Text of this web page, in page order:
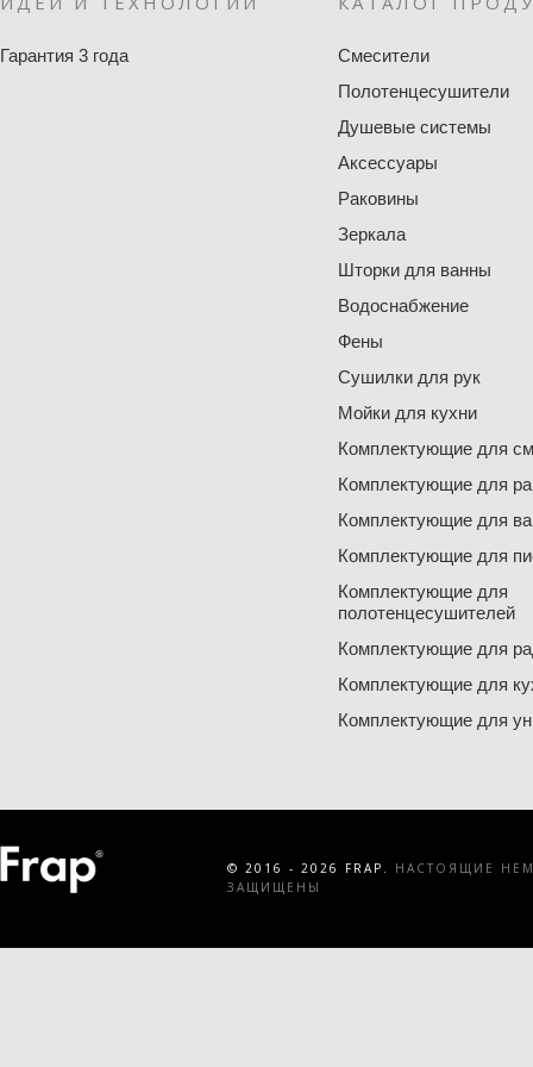
Гарантия 3 года
Смесители
Полотенцесушители
Душевые системы
Аксессуары
Раковины
Зеркала
Шторки для ванны
Водоснабжение
Фены
Сушилки для рук
Мойки для кухни
Комплектующие для
Комплектующие для
Комплектующие для
Комплектующие для
Комплектующие для
полотенцесушителей
Комплектующие для
Комплектующие для
Комплектующие для
© 2016 - 2026 FRAP.
НАСТОЯЩИЕ
ЗАЩИЩЕНЫ